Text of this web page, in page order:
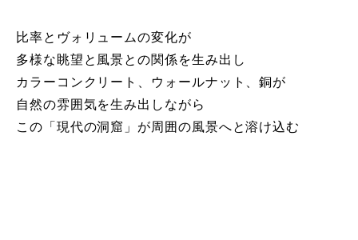
比率とヴォリュームの変化が
多様な眺望と風景との関係を生み出し
カラーコンクリート、ウォールナット、銅が
自然の雰囲気を生み出しながら
この「現代の洞窟」が周囲の風景へと溶け込む